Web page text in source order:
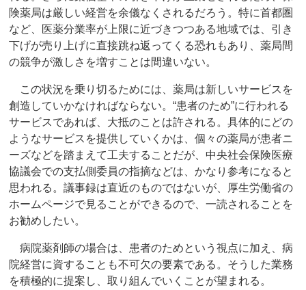
険薬局は厳しい経営を余儀なくされるだろう。特に首都圏
など、医薬分業率が上限に近づきつつある地域では、引き
下げが売り上げに直接跳ね返ってくる恐れもあり、薬局間
の競争が激しさを増すことは間違いない。
この状況を乗り切るためには、薬局は新しいサービスを
創造していかなければならない。“患者のため”に行われる
サービスであれば、大抵のことは許される。具体的にどの
ようなサービスを提供していくかは、個々の薬局が患者ニ
ーズなどを踏まえて工夫することだが、中央社会保険医療
協議会での支払側委員の指摘などは、かなり参考になると
思われる。議事録は直近のものではないが、厚生労働省の
ホームページで見ることができるので、一読されることを
お勧めしたい。
病院薬剤師の場合は、患者のためという視点に加え、病
院経営に資することも不可欠の要素である。そうした業務
を積極的に提案し、取り組んでいくことが望まれる。